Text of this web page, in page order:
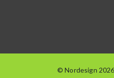
© Nordesign 2026